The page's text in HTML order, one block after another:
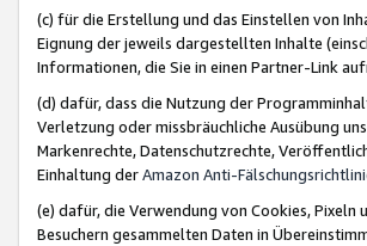
(c) für die Erstellung und das Einstellen von
Eignung der jeweils dargestellten Inhalte
Informationen, die Sie in einen Partner-Link
(d) dafür, dass die Nutzung der
Verletzung oder missbräuchliche Ausübung
Markenrechte, Datenschutzrechte,
Einhaltung derAmazon Anti-
(e) dafür, die Verwendung von Cookies, Pixeln
Besuchern gesammelten Daten in